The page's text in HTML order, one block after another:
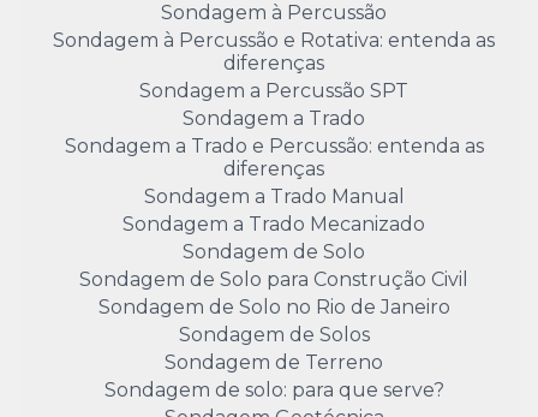
Sondagem à Percussão
Sondagem à Percussão e Rotativa: entenda as
diferenças
Sondagem a Percussão SPT
Sondagem a Trado
Sondagem a Trado e Percussão: entenda as
diferenças
Sondagem a Trado Manual
Sondagem a Trado Mecanizado
Sondagem de Solo
Sondagem de Solo para Construção Civil
Sondagem de Solo no Rio de Janeiro
Sondagem de Solos
Sondagem de Terreno
Sondagem de solo: para que serve?